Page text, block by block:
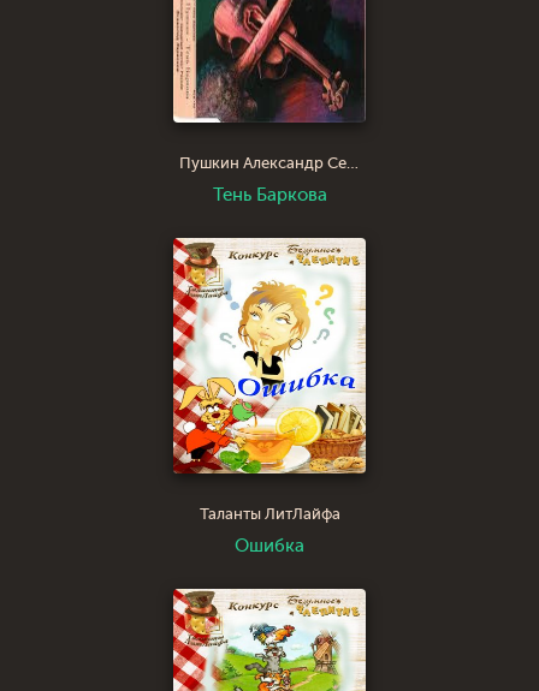
Пушкин Александр Сергеевич
Тень Баркова
Таланты ЛитЛайфа
Ошибка